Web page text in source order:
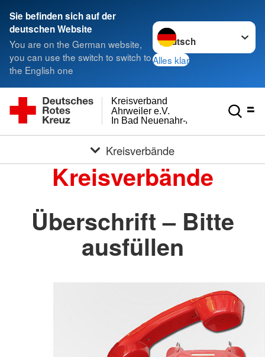
Sie befinden sich auf der
deutschen Website
You are on the German website,
you can use the switch to switch to
the English one
Sprache wechseln zu
Alles klar
In Bad Neuenahr-Ahrweiler
Ahrweiler e.V.
Kreisverband
Kreisverbände
Kreisverbände
Überschrift – Bitte
ausfüllen